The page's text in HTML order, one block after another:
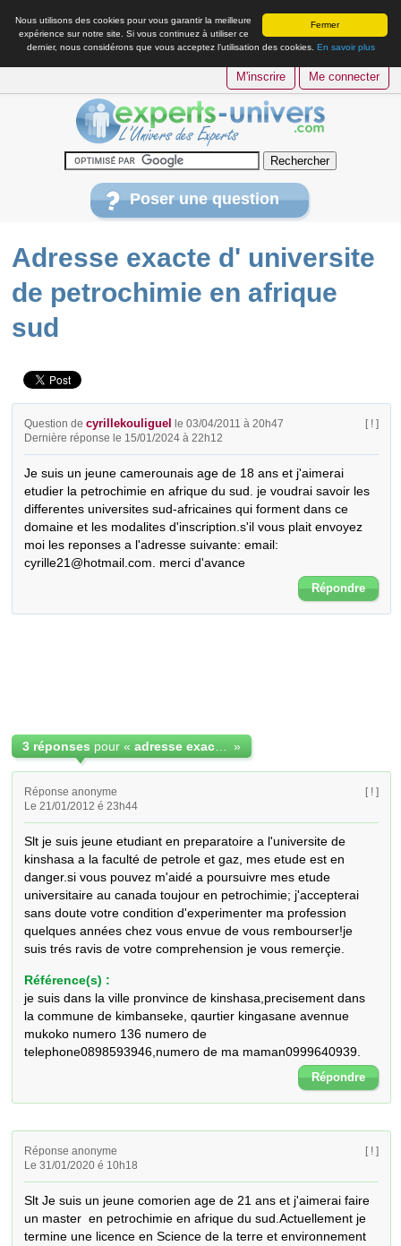
Fermer
Nous utilisons des cookies pour vous garantir la meilleure
expérience sur notre site. Si vous continuez à utiliser ce
dernier, nous considérons que vous acceptez l’utilisation des cookies. En savoir plus
M'inscrire Me connecter
Poser une question
Adresse exacte d' universite
de petrochimie en afrique
sud
Question decyrillekouliguel
le 03/04/2011 à 20h47
Dernière réponse le 15/01/2024 à 22h12
[ ! ]
Je suis un jeune camerounais age de 18 ans et j'aimerai
etudier la petrochimie en afrique du sud. je voudrai savoir les
differentes universites sud-africaines qui forment dans ce
domaine et les modalites d'inscription.s'il vous plait envoyez
moi les reponses a l'adresse suivante: email:
cyrille21@hotmail.com. merci d'avance
Répondre
3 réponses pour « »
Réponse anonyme
Le 21/01/2012 é 23h44
[ ! ]
Slt je suis jeune etudiant en preparatoire a l'universite de
kinshasa a la faculté de petrole et gaz, mes etude est en
danger.si vous pouvez m'aidé a poursuivre mes etude
universitaire au canada toujour en petrochimie; j'accepterai
sans doute votre condition d'experimenter ma profession
quelques années chez vous envue de vous rembourser!je
suis trés ravis de votre comprehension je vous remerçie.
Référence(s) :
je suis dans la ville pronvince de kinshasa,precisement dans
la commune de kimbanseke, qaurtier kingasane avennue
mukoko numero 136 numero de
telephone0898593946,numero de ma maman0999640939.
Répondre
Réponse anonyme
Le 31/01/2020 é 10h18
[ ! ]
Slt Je suis un jeune comorien age de 21 ans et j'aimerai faire
un master  en petrochimie en afrique du sud.Actuellement je
termine une licence en Science de la terre et environnement